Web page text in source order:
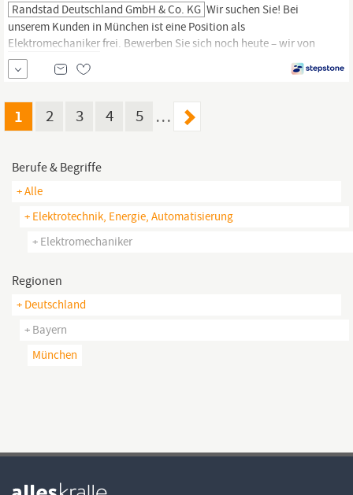
Randstad Deutschland GmbH & Co. KG Wir suchen Sie! Bei
unserem Kunden in München ist eine Position als
Elektromechanikerfrei. Bewerben Sie sich noch heute – wir von
Randstad unterstützen Sie auf dem Weg zu Ihrem neuen Job. Wir
legen Wert auf Vielfalt und sind offen für alle Bewerber.
Baugruppen zu Gesamtsystemen Einspielen und...
1 2 3 4 5 …
Berufe & Begriffe
+ Alle
+ Elektrotechnik, Energie, Automatisierung
+ Elektromechaniker
Regionen
+ Deutschland
+ Bayern
München